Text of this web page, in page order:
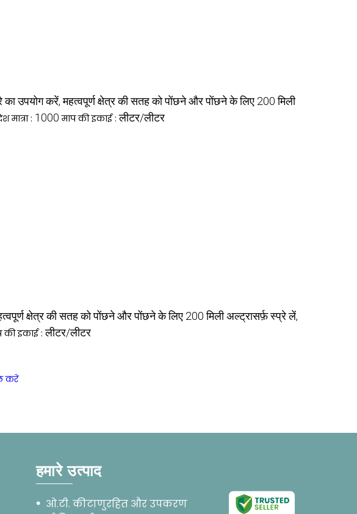
उपयोग करें, महत्वपूर्ण क्षेत्र की सतह को पोंछने और पोंछने के लिए 200 मिली
: 1000 माप की इकाई :लीटर/लीटर
क्षेत्र की सतह को पोंछने और पोंछने के लिए 200 मिली अल्ट्रासर्फ़ स्प्रे लें,
की इकाई :लीटर/लीटर
करें
हमारे उत्पाद
ओ.टी. कीटाणुरहित और उपकरण